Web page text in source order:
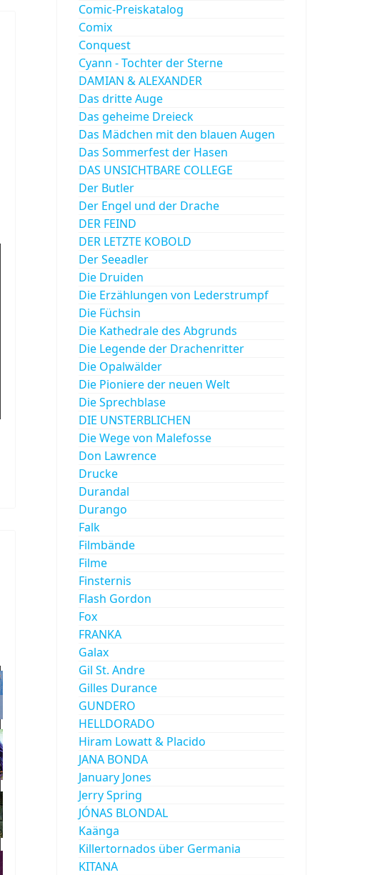
Comic-Preiskatalog
Comix
Conquest
Cyann - Tochter der Sterne
DAMIAN & ALEXANDER
Das dritte Auge
Das geheime Dreieck
Das Mädchen mit den blauen Augen
Das Sommerfest der Hasen
DAS UNSICHTBARE COLLEGE
Der Butler
Der Engel und der Drache
DER FEIND
DER LETZTE KOBOLD
Der Seeadler
Die Druiden
Die Erzählungen von Lederstrumpf
Die Füchsin
Die Kathedrale des Abgrunds
Die Legende der Drachenritter
Die Opalwälder
Die Pioniere der neuen Welt
Die Sprechblase
DIE UNSTERBLICHEN
Die Wege von Malefosse
Don Lawrence
Drucke
Durandal
Durango
Falk
Filmbände
Filme
Finsternis
Flash Gordon
Fox
FRANKA
Galax
Gil St. Andre
Gilles Durance
GUNDERO
HELLDORADO
Hiram Lowatt & Placido
JANA BONDA
January Jones
Jerry Spring
JÓNAS BLONDAL
Kaänga
Killertornados über Germania
KITANA